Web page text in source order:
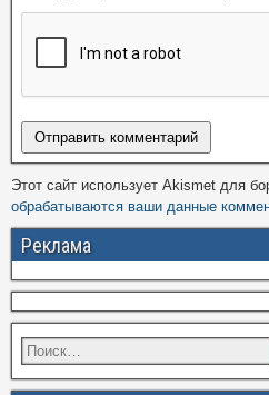
Этот сайт использует Akismet для
обрабатываются ваши данные
Реклама